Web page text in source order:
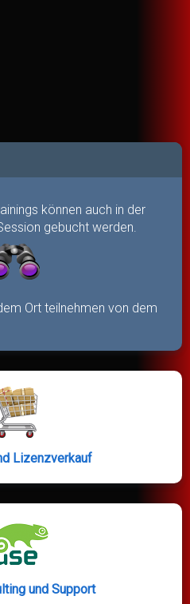
können auch in der
gebucht werden.
Ort teilnehmen von dem
Lizenzverkauf
und Support